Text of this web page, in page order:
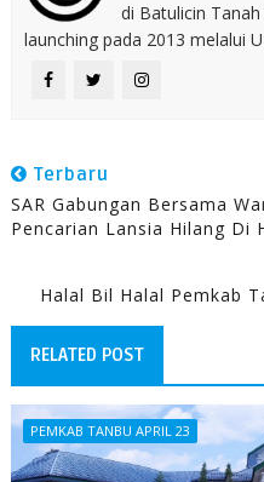
di Batulicin
launching pada 2013 melalui
Terbaru
SAR Gabungan Bersama
Pencarian Lansia Hilang Di
Halal Bil Halal Pemkab
RELATED POST
PEMKAB TANBU APRIL 23